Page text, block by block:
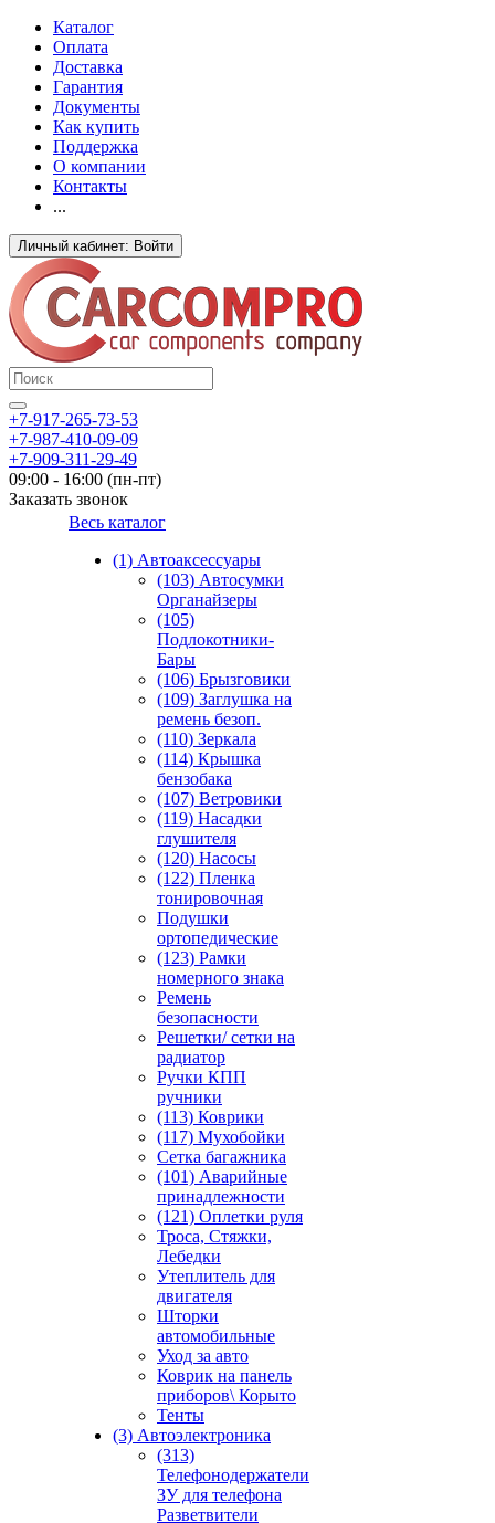
Каталог
Оплата
Доставка
Гарантия
Документы
Как купить
Поддержка
О компании
Контакты
...
Личный кабинет: Войти
+7-917-265-73-53
+7-987-410-09-09
+7-909-311-29-49
09:00 - 16:00 (пн-пт)
Заказать звонок
Весь каталог
(1) Автоаксессуары
(103) Автосумки
Органайзеры
(105)
Подлокотники-
Бары
(106) Брызговики
(109) Заглушка на
ремень безоп.
(110) Зеркала
(114) Крышка
бензобака
(107) Ветровики
(119) Насадки
глушителя
(120) Насосы
(122) Пленка
тонировочная
Подушки
ортопедические
(123) Рамки
номерного знака
Ремень
безопасности
Решетки/ сетки на
радиатор
Ручки КПП
ручники
(113) Коврики
(117) Мухобойки
Сетка багажника
(101) Аварийные
принадлежности
(121) Оплетки руля
Троса, Стяжки,
Лебедки
Утеплитель для
двигателя
Шторки
автомобильные
Уход за авто
Коврик на панель
приборов\ Корыто
Тенты
(3) Автоэлектроника
(313)
Телефонодержатели
ЗУ для телефона
Разветвители